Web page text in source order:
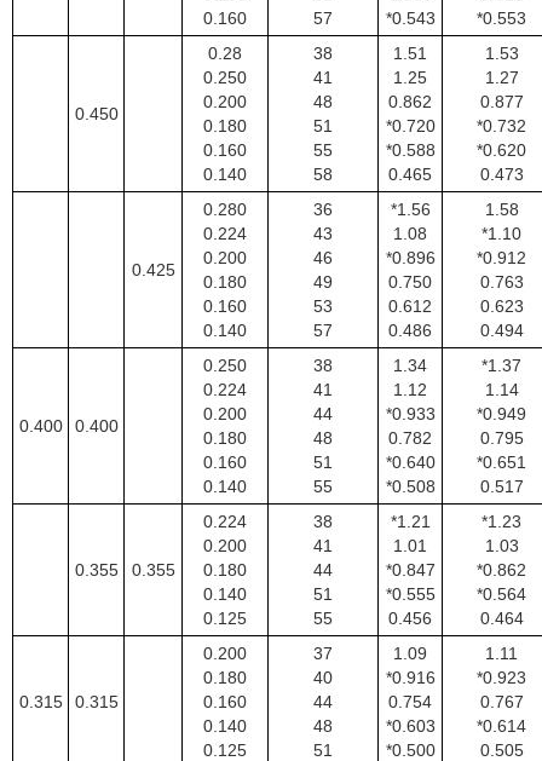
0.160
57
*0.543
*0.553
0.450
0.28
0.250
0.200
0.180
0.160
0.140
38
41
48
51
55
58
1.51
1.25
0.862
*0.720
*0.588
0.465
1.53
1.27
0.877
*0.732
*0.620
0.473
0.425
0.280
0.224
0.200
0.180
0.160
0.140
36
43
46
49
53
57
*1.56
1.08
*0.896
0.750
0.612
0.486
1.58
*1.10
*0.912
0.763
0.623
0.494
0.400 0.400
0.250
0.224
0.200
0.180
0.160
0.140
38
41
44
48
51
55
1.34
1.12
*0.933
0.782
*0.640
*0.508
*1.37
1.14
*0.949
0.795
*0.651
0.517
0.355 0.355
0.224
0.200
0.180
0.140
0.125
38
41
44
51
55
*1.21
1.01
*0.847
*0.555
0.456
*1.23
1.03
*0.862
*0.564
0.464
0.315 0.315
0.200
0.180
0.160
0.140
0.125
37
40
44
48
51
1.09
*0.916
0.754
*0.603
*0.500
1.11
*0.923
0.767
*0.614
0.505